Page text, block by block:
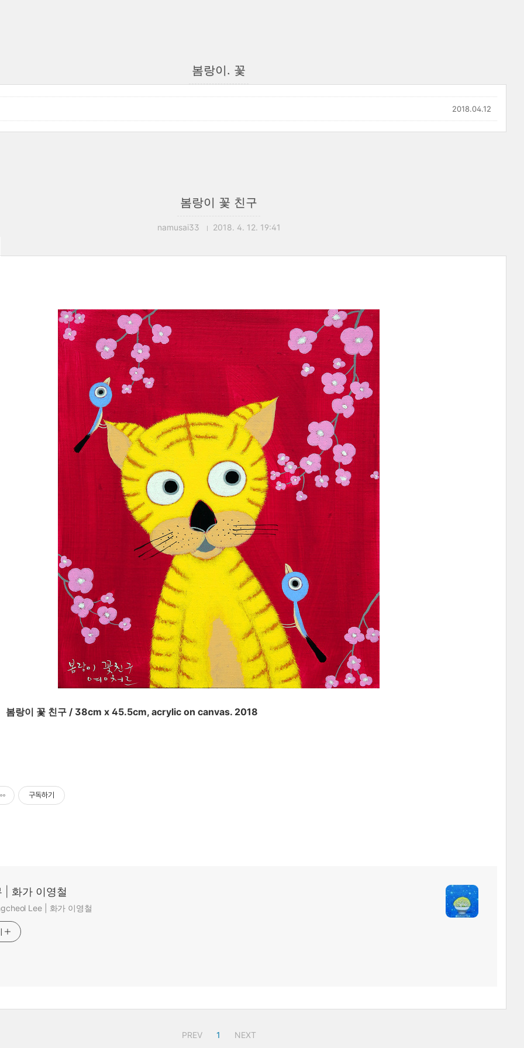
봄랑이. 꽃
2018.04.12
봄랑이 꽃 친구
namusai33 2018. 4. 12. 19:41
친구 / 38cm x 45.5cm, acrylic on canvas. 2018
구독하기
| 화가 이영철
Lee | 화가 이영철
PREV 1 NEXT